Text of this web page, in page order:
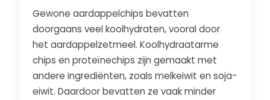
Gewone aardappelchips bevatten
doorgaans veel koolhydraten, vooral door
het aardappelzetmeel. Koolhydraatarme
chips en proteïnechips zijn gemaakt met
andere ingrediënten, zoals melkeiwit en soja-
eiwit. Daardoor bevatten ze vaak minder